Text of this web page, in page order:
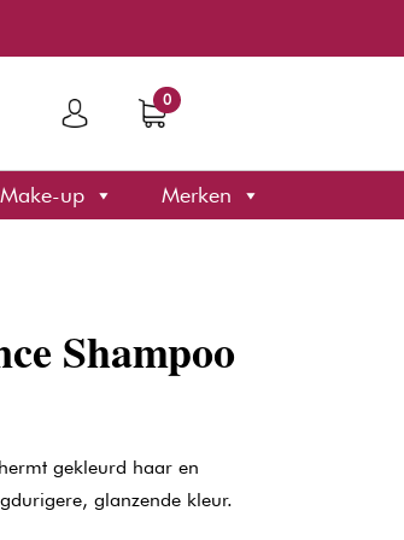
0
Make-up Merken
Shampoo
gekleurd haar en
glanzende kleur.